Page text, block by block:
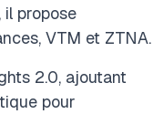
il propose
VTM et ZTNA.
2.0, ajoutant
pour